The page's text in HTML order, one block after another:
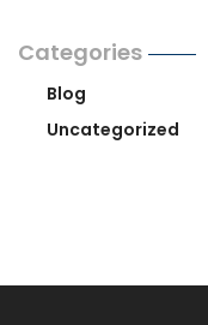
Categories
Blog
Uncategorized